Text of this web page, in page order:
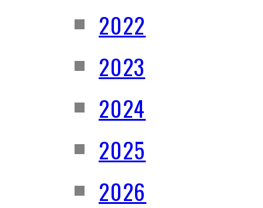
2022
2023
2024
2025
2026